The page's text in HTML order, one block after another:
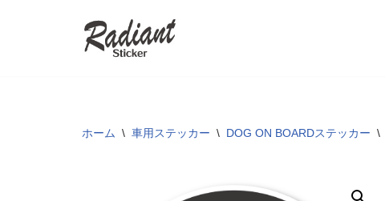
ホーム \ 車用ステッカー \ DOG ON BOARDステッカー \